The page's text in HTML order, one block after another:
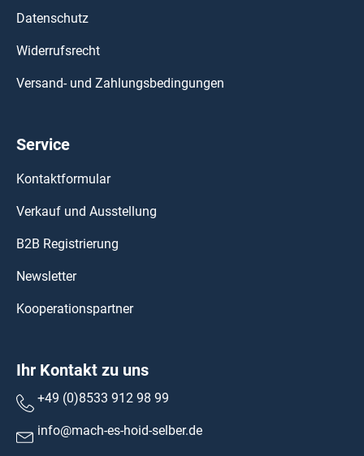
Datenschutz
Widerrufsrecht
Versand- und Zahlungsbedingungen
Service
Kontaktformular
Verkauf und Ausstellung
B2B Registrierung
Newsletter
Kooperationspartner
Ihr Kontakt zu uns
+49 (0)8533 912 98 99
info@mach-es-hoid-selber.de